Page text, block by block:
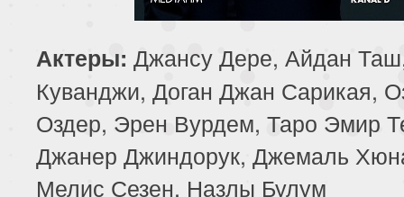
86 серия
87 серия
89 серия
90 серия
91 серия
93 серия
94 серия
95 серия
97 серия
98 серия 99 серия
Актеры: Джансу Дере, Айдан
Куванджи, Доган Джан Сарикая,
Оздер, Эрен Вурдем, Таро Эмир
Джанер Джиндорук, Джемаль
Мелис Сезен, Назлы Булум